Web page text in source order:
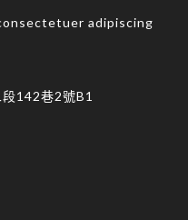
adipiscing
142巷2號B1